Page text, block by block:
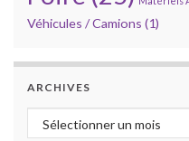
Véhicules / Camions (1)
ARCHIVES
Archives